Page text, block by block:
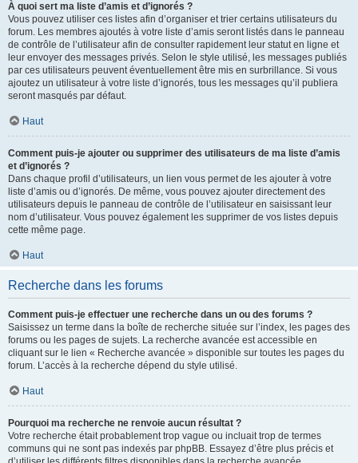
À quoi sert ma liste d’amis et d’ignorés ?
Vous pouvez utiliser ces listes afin d’organiser et trier certains utilisateurs du
forum. Les membres ajoutés à votre liste d’amis seront listés dans le panneau
de contrôle de l’utilisateur afin de consulter rapidement leur statut en ligne et
leur envoyer des messages privés. Selon le style utilisé, les messages publiés
par ces utilisateurs peuvent éventuellement être mis en surbrillance. Si vous
ajoutez un utilisateur à votre liste d’ignorés, tous les messages qu’il publiera
seront masqués par défaut.
Haut
Comment puis-je ajouter ou supprimer des utilisateurs de ma liste d’amis
et d’ignorés ?
Dans chaque profil d’utilisateurs, un lien vous permet de les ajouter à votre
liste d’amis ou d’ignorés. De même, vous pouvez ajouter directement des
utilisateurs depuis le panneau de contrôle de l’utilisateur en saisissant leur
nom d’utilisateur. Vous pouvez également les supprimer de vos listes depuis
cette même page.
Haut
Recherche dans les forums
Comment puis-je effectuer une recherche dans un ou des forums ?
Saisissez un terme dans la boîte de recherche située sur l’index, les pages des
forums ou les pages de sujets. La recherche avancée est accessible en
cliquant sur le lien « Recherche avancée » disponible sur toutes les pages du
forum. L’accès à la recherche dépend du style utilisé.
Haut
Pourquoi ma recherche ne renvoie aucun résultat ?
Votre recherche était probablement trop vague ou incluait trop de termes
communs qui ne sont pas indexés par phpBB. Essayez d’être plus précis et